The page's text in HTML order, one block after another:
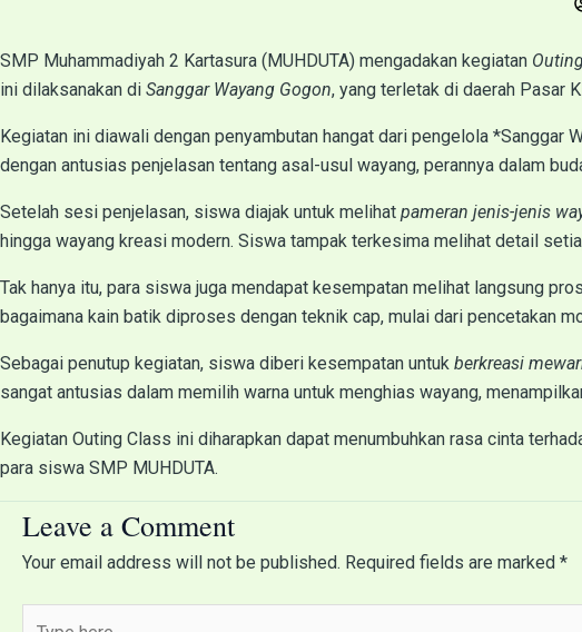
SMP Muhammadiyah 2 Kartasura (MUHDUTA) mengadakan kegiatan
ini dilaksanakan di Sanggar Wayang Gogon, yang terletak di daerah Pasar
Kegiatan ini diawali dengan penyambutan hangat dari pengelola *Sanggar
dengan antusias penjelasan tentang asal-usul wayang, perannya dalam
Setelah sesi penjelasan, siswa diajak untuk melihat pameran jenis-jenis
hingga wayang kreasi modern. Siswa tampak terkesima melihat detail
Tak hanya itu, para siswa juga mendapat kesempatan melihat langsung
bagaimana kain batik diproses dengan teknik cap, mulai dari pencetakan
Sebagai penutup kegiatan, siswa diberi kesempatan untuk berkreasi
sangat antusias dalam memilih warna untuk menghias wayang,
Kegiatan Outing Class ini diharapkan dapat menumbuhkan rasa cinta
para siswa SMP MUHDUTA.
Leave a Comment
Your email address will not be published. Required fields are marked *